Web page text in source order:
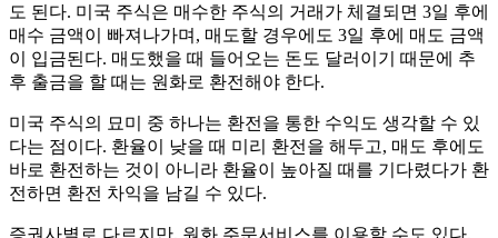
도 된다. 미국 주식은 매수한 주식의 거래가 체결되면 3일 후에
매수 금액이 빠져나가며, 매도할 경우에도 3일 후에 매도 금액
이 입금된다. 매도했을 때 들어오는 돈도 달러이기 때문에 추
후 출금을 할 때는 원화로 환전해야 한다.
미국 주식의 묘미 중 하나는 환전을 통한 수익도 생각할 수 있
다는 점이다. 환율이 낮을 때 미리 환전을 해두고, 매도 후에도
바로 환전하는 것이 아니라 환율이 높아질 때를 기다렸다가 환
전하면 환전 차익을 남길 수 있다.